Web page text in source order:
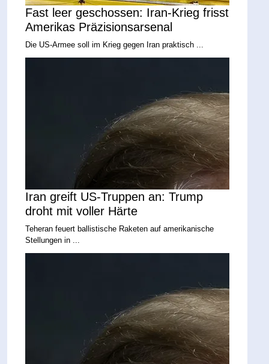
Fast leer geschossen: Iran-Krieg frisst
Amerikas Präzisionsarsenal
Die US-Armee soll im Krieg gegen Iran praktisch ...
Iran greift US-Truppen an: Trump
droht mit voller Härte
Teheran feuert ballistische Raketen auf amerikanische
Stellungen in ...